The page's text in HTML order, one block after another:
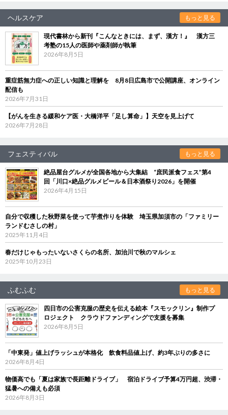
ヘルスケア もっと見る
現代書林から新刊『こんなときには、まず、漢方！』 漢方三
考塾の15人の医師や薬剤師が執筆
2026年8月5日
重症筋無力症への正しい知識と理解を 8月8日広島市で公開講座、オンライン
配信も
2026年7月31日
【がんを生きる緩和ケア医・大橋洋平「足し算命」】天空を見上げて
2026年7月28日
フェスティバル もっと見る
絶品屋台グルメが全国各地から大集結 “庶民派食フェス”第4
回「川口×絶品グルメビール＆日本酒祭り2026」を開催
2026年4月15日
自分で収穫した秋野菜を使って芋煮作りを体験 埼玉県加須市の「ファミリー
ランドむさしの村」
2025年11月4日
春だけじゃもったいないさくらの名所、加治川で秋のマルシェ
2025年10月23日
ふむふむ もっと見る
四日市の公害克服の歴史を伝える絵本『スモックリン』制作プ
ロジェクト クラウドファンディングで支援を募集
2026年8月5日
「中東発」値上げラッシュが本格化 飲食料品値上げ、約3年ぶりの多さに
2026年8月4日
物価高でも「夏は家族で長距離ドライブ」 宿泊ドライブ予算4万円超、渋滞・
猛暑への備えも必須
2026年8月3日